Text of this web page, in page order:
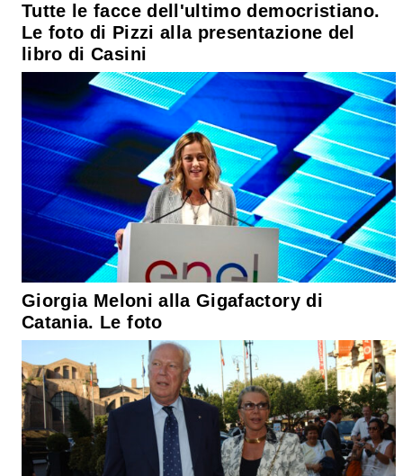
Tutte le facce dell'ultimo democristiano.
Le foto di Pizzi alla presentazione del
libro di Casini
Giorgia Meloni alla Gigafactory di
Catania. Le foto